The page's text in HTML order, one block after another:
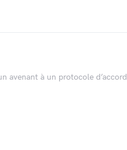
avenant à un protocole